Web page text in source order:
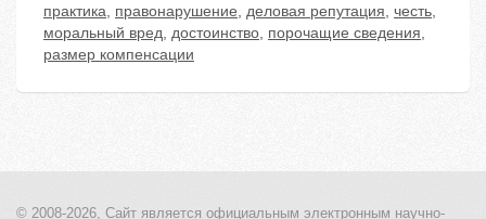
практика, правонарушение, деловая репутация, честь,
моральный вред, достоинство, порочащие сведения,
размер компенсации
© 2008-2026, Сайт является официальным электронным научно-